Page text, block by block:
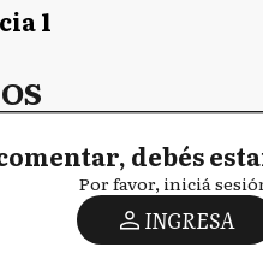
1
debés
Por favor, iniciá
INGRESA